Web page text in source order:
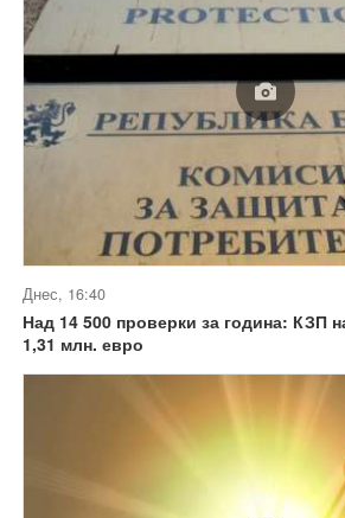
Днес, 16:40
Над 14 500 проверки за година: КЗП
1,31 млн. евро